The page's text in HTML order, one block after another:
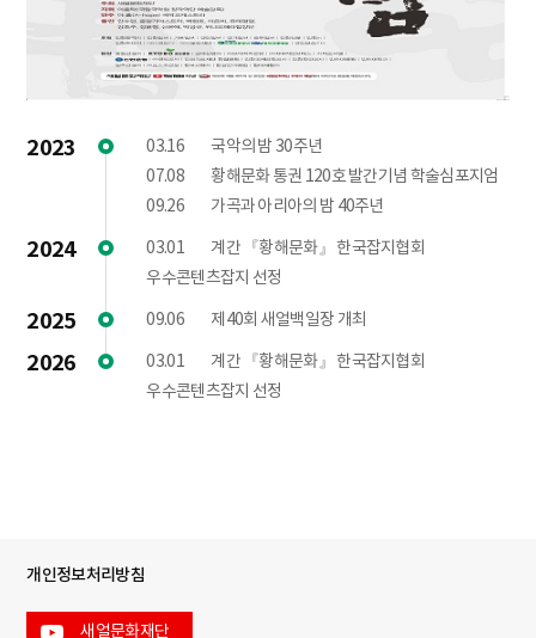
2023 03.16
국악의 밤 30주년
07.08
황해문화 통권 120호 발간기념 학술심포지엄
09.26
가곡과 아리아의 밤 40주년
2024 03.01
계간 『황해문화』 한국잡지협회
우수콘텐츠잡지 선정
2025 09.06 제40회 새얼백일장 개최
2026 03.01
계간 『황해문화』 한국잡지협회
우수콘텐츠잡지 선정
개인정보처리방침
새얼문화재단